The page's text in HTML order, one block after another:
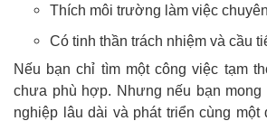
Thích môi trường làm việc
Có tinh thần trách nhiệm và cầu
Nếu bạn chỉ tìm một công việc tạm
chưa phù hợp. Nhưng nếu bạn
nghiệp lâu dài và phát triển cùng một